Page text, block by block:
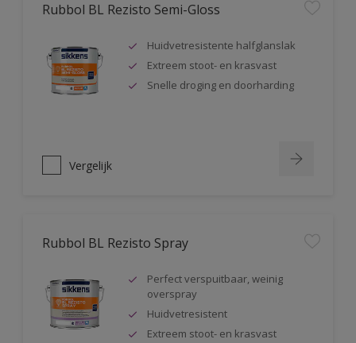
Rubbol BL Rezisto Semi-Gloss
Huidvetresistente halfglanslak
Extreem stoot- en krasvast
Snelle droging en doorharding
Vergelijk
Rubbol BL Rezisto Spray
Perfect verspuitbaar, weinig
overspray
Huidvetresistent
Extreem stoot- en krasvast